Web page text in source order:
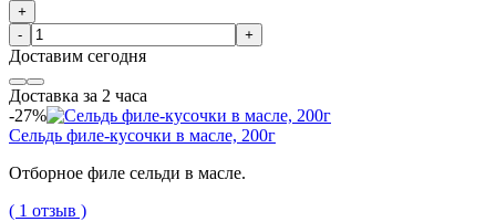
+
-
+
Доставим сегодня
Доставка за 2 часа
-27%
Сельдь филе-кусочки в масле, 200г
Отборное филе сельди в масле.
( 1 отзыв )